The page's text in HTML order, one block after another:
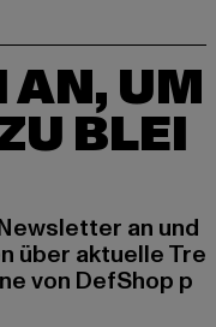
AN, UM
BLEI
an und
über aktuelle Tre
von DefShop p